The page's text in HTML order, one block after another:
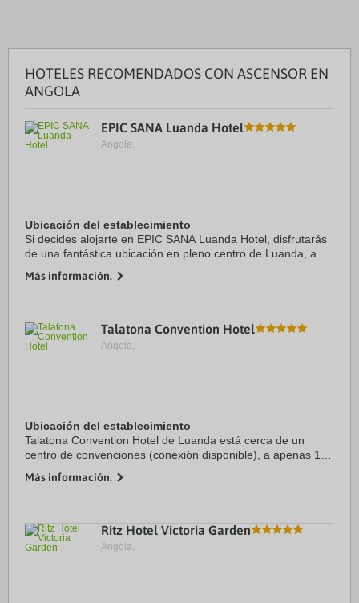
HOTELES RECOMENDADOS CON ASCENSOR EN
ANGOLA
EPIC SANA Luanda Hotel
Angola.
Ubicación del establecimiento
Si decides alojarte en EPIC SANA Luanda Hotel, disfrutarás
de una fantástica ubicación en pleno centro de Luanda, a 5
da Cidadela. Además, este ...
Más información.
Talatona Convention Hotel
Angola.
Ubicación del establecimiento
Talatona Convention Hotel de Luanda está cerca de un
centro de convenciones (conexión disponible), a apenas 1
de Dande. Además, este hotel de 5 ...
Más información.
Ritz Hotel Victoria Garden
Angola.